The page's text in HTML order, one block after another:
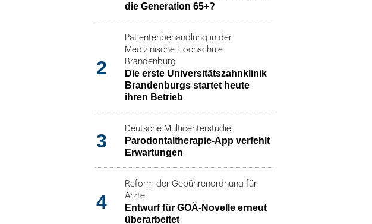
die Generation 65+?
2
Patientenbehandlung in der
Medizinische Hochschule
Brandenburg
Die erste Universitätszahnklinik
Brandenburgs startet heute
ihren Betrieb
3
Deutsche Multicenterstudie
Parodontaltherapie-App verfehlt
Erwartungen
4
Reform der Gebührenordnung für
Ärzte
Entwurf für GOÄ-Novelle erneut
überarbeitet